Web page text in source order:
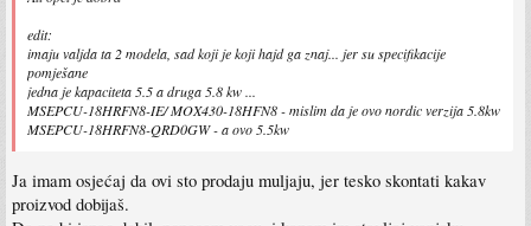
edit:
imaju valjda ta 2 modela, sad koji je koji hajd ga znaj... jer su specifikacije
pomješane
jedna je kapaciteta 5.5 a druga 5.8 kw ...
MSEPCU-18HRFN8-IE/ MOX430-18HFN8 - mislim da je ovo nordic verzija 5.8kw
MSEPCU-18HRFN8-QRD0GW - a ovo 5.5kw
Ja imam osjećaj da ovi sto prodaju muljaju, jer tesko skontati kakav
proizvod dobijaš.